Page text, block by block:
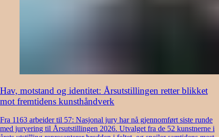
Hav, motstand og identitet: Årsutstillingen retter blikket
mot fremtidens kunsthåndverk
Fra 1163 arbeider til 57: Nasjonal jury har nå gjennomført siste runde
med juryering til Årsutstillingen 2026. Utvalget fra de 52 kunstnerne i